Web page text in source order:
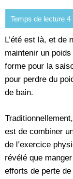
L’été est là, et de
maintenir un
forme pour la
pour perdre du
de bain.
est de combiner
de l’exercice
révélé que
efforts de perte